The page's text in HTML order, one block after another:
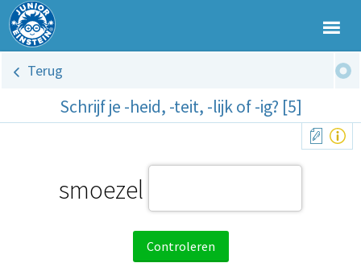
Terug
Schrijf je -heid, -teit, -lijk of -ig? [5]
smoezel